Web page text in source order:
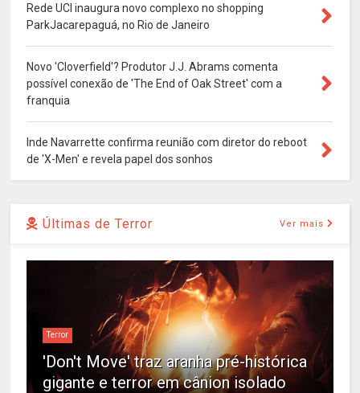
Rede UCI inaugura novo complexo no shopping
ParkJacarepaguá, no Rio de Janeiro
Novo 'Cloverfield'? Produtor J.J. Abrams comenta
possível conexão de 'The End of Oak Street' com a
franquia
Inde Navarrette confirma reunião com diretor do reboot
de 'X-Men' e revela papel dos sonhos
Últimas de Terror Ver mais
Terror
'Don't Move' traz aranha pré-histórica
gigante e terror em cânion isolado